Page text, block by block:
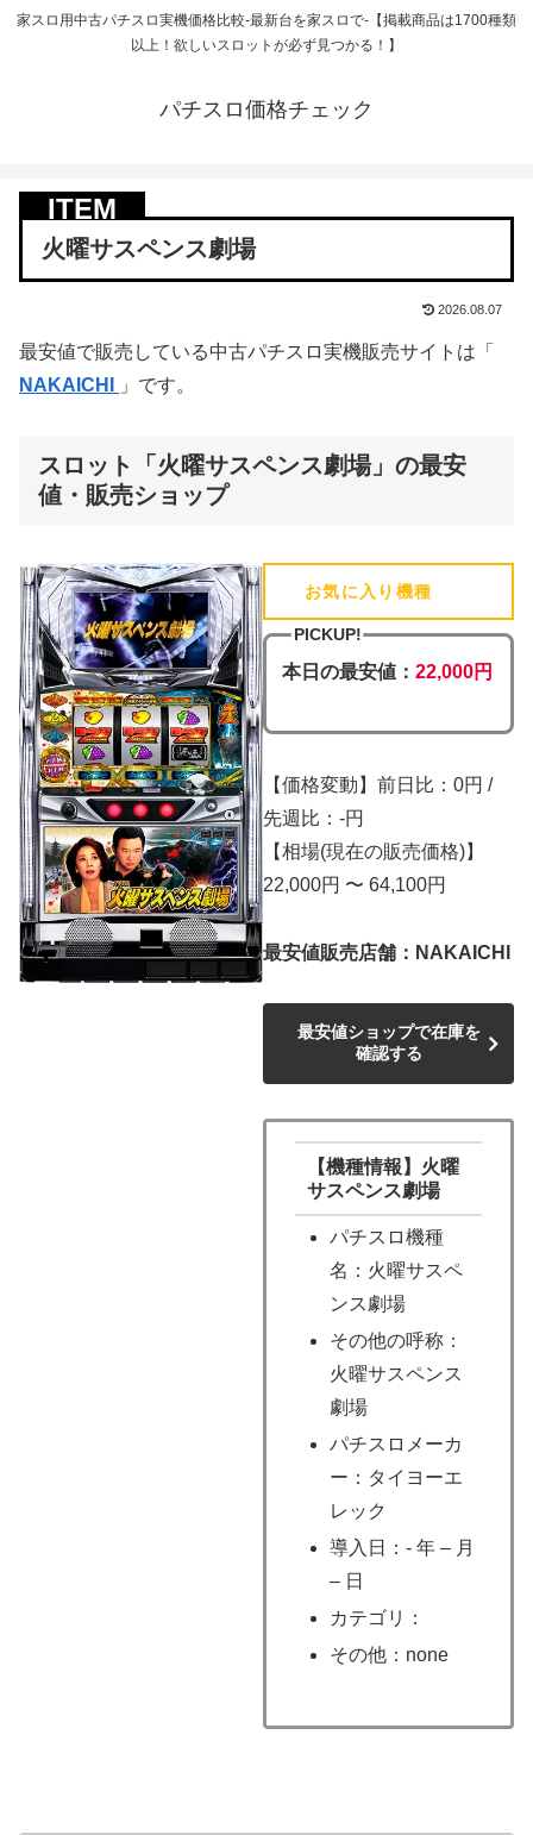
家スロ用中古パチスロ実機価格比較-最新台を家スロで-【掲載商品は1700種類
以上！欲しいスロットが必ず見つかる！】
パチスロ価格チェック
火曜サスペンス劇場
2026.08.07
最安値で販売している中古パチスロ実機販売サイトは「
NAKAICHI
」です。
スロット「火曜サスペンス劇場」の最安
値・販売ショップ
お気に入り機種
PICKUP!
本日の最安値：22,000円
【価格変動】前日比：0円 /
先週比：-円
【相場(現在の販売価格)】
22,000円 〜 64,100円
最安値販売店舗：NAKAICHI
最安値ショップで在庫を
確認する
【機種情報】火曜
サスペンス劇場
パチスロ機種
名：火曜サスペ
ンス劇場
その他の呼称：
火曜サスペンス
劇場
パチスロメーカ
ー：タイヨーエ
レック
導入日：- 年 – 月
– 日
カテゴリ：
その他：none